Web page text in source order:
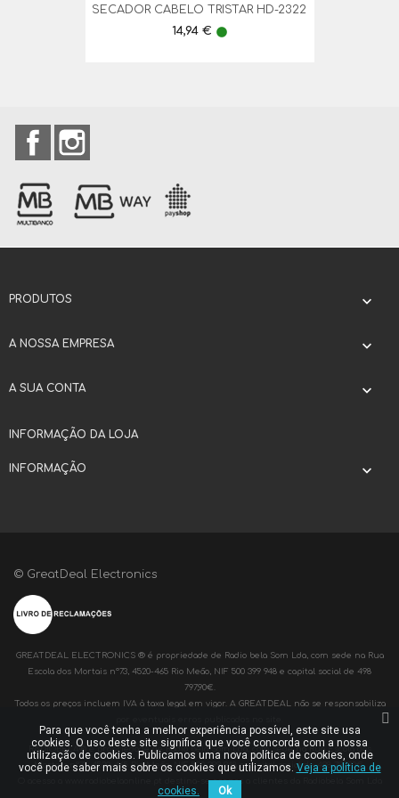
SECADOR CABELO TRISTAR HD-2322
Preço
14,94 € lens
Facebook
PRODUTOS 
A NOSSA EMPRESA 
A SUA CONTA 
INFORMAÇÃO DA LOJA
INFORMAÇÃO 
© GreatDeal Electronics
GREATDEAL ELECTRONICS ® é propriedade de Radio bela Som Lda, com sede na Rua
Escola dos Mortais nº73, 4520-465 Rio Meão, NIF 500 399 948 e capital social de 498
797,90€.
Todos os preços incluem IVA à taxa legal em vigor. A GREATDEAL não se responsabiliza
RADIOBELA® é propriedade de Radio bela Som Lda, com sede na Rua Escola dos
Mortais nº73, 4520-465 Rio Meão, NIF 500 399 948 e capital social de 498 797,90€.
O acesso a www.radiobelaonline.pt destina-se apenas a clientes da Radiobela Som Lda
Para que você tenha a melhor experiência possível, este site usa
cookies. O uso deste site significa que você concorda com a nossa
utilização de cookies. Publicamos uma nova política de cookies, onde
você pode saber mais sobre os cookies que utilizamos. Veja a política de
cookies.
Ok